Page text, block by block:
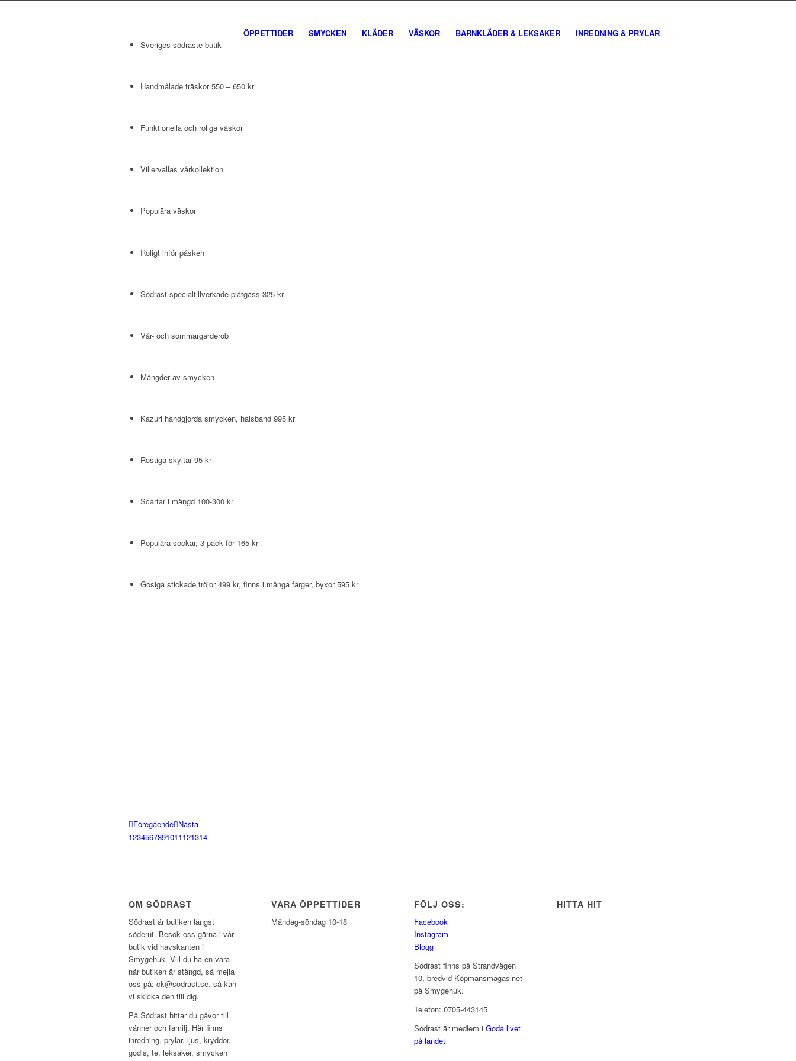
ÖPPETTIDER SMYCKEN KLÄDER VÄSKOR BARNKLÄDER & LEKSAKER
INREDNING & PRYLAR
Sveriges södraste butik
Handmålade träskor 550 – 650 kr
Funktionella och roliga väskor
Villervallas vårkollektion
Populära väskor
Roligt inför påsken
Södrast specialtillverkade plåtgäss 325 kr
Vår- och sommargarderob
Mängder av smycken
Kazuri handgjorda smycken, halsband 995 kr
Rostiga skyltar 95 kr
Scarfar i mängd 100-300 kr
Populära sockar, 3-pack för 165 kr
Gosiga stickade tröjor 499 kr, finns i många färger, byxor 595 kr
Föregående Nästa
1234567891011121314
OM SÖDRAST
Södrast är butiken längst
söderut. Besök oss gärna i vår
butik vid havskanten i
Smygehuk. Vill du ha en vara
när butiken är stängd, så mejla
oss på: ck@sodrast.se, så kan
vi skicka den till dig.
På Södrast hittar du gåvor till
vänner och familj. Här finns
inredning, prylar, ljus, kryddor,
godis, te, leksaker, smycken
VÅRA ÖPPETTIDER
Måndag-söndag 10-18
FÖLJ OSS:
Facebook
Instagram
Blogg
Södrast finns på Strandvägen
10, bredvid Köpmansmagasinet
på Smygehuk.
Telefon: 0705-443145
Södrast är medlem iGoda livet
på landet
HITTA HIT